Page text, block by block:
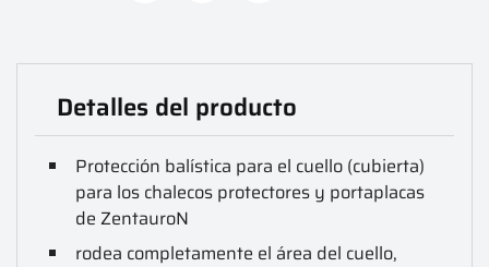
Detalles del producto
Protección balística para el cuello (cubierta)
para los chalecos protectores y portaplacas
de ZentauroN
rodea completamente el área del cuello,